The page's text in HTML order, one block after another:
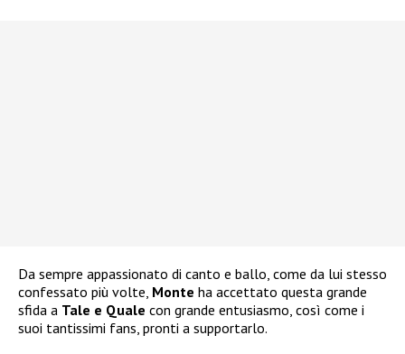
Da sempre appassionato di canto e ballo, come da lui stesso
confessato più volte, Monte ha accettato questa grande
sfida a Tale e Quale con grande entusiasmo, così come i
suoi tantissimi fans, pronti a supportarlo.